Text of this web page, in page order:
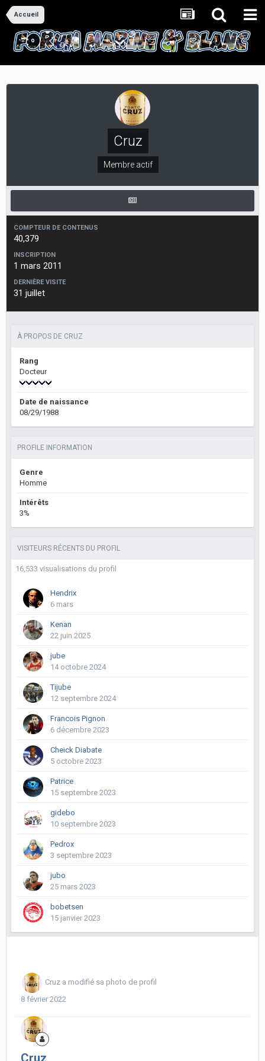
Accueil
Cruz
Membre actif
COMPTEUR DE CONTENUS
40,379
INSCRIPTION
1 mars 2011
DERNIÈRE VISITE
31 juillet
À PROPOS DE CRUZ
Rang
Docteur
Date de naissance
08/29/1988
PROFILE INFORMATION
Genre
Homme
Intérêts
3%
VISITEURS RÉCENTS DU PROFIL
16,533 visualisations du profil
Hendrix
6 mars
Kenan
22 juin 2025
jube
14 octobre 2024
Tijube
12 septembre 2024
Francois Pignon
6 décembre 2023
Cheick Diabate
5 octobre 2023
Patrice
15 septembre 2023
gidebo
10 septembre 2023
Pedrox
3 septembre 2023
jubo
25 mars 2023
bobetsen
15 janvier 2023
Cruz a modifié sa photo de profil
8 février 2022
Cruz